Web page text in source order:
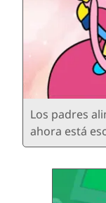
Los padres
ahora está